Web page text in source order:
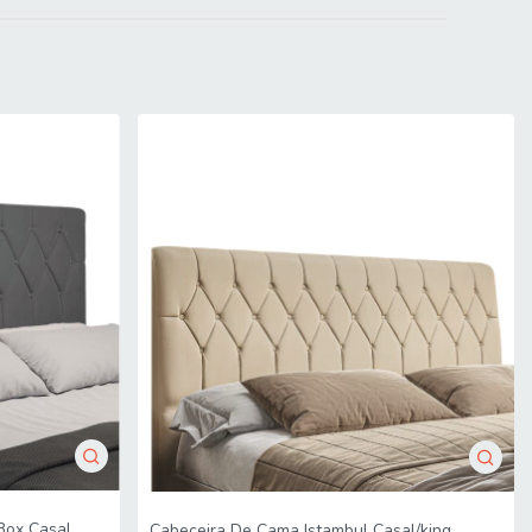
Para locais com portaria, a entrega será feita no piso
do produto são compatíveis com portas, elevadores e